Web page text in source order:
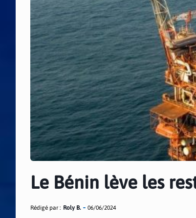
Le Bénin lève les
Rédigé par : Roly B. 06/06/2024